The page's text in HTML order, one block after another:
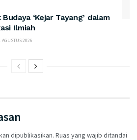
‘Kejar Tayang’ dalam
Ilmiah
AGUSTUS 2026
dipublikasikan. Ruas yang wajib ditandai